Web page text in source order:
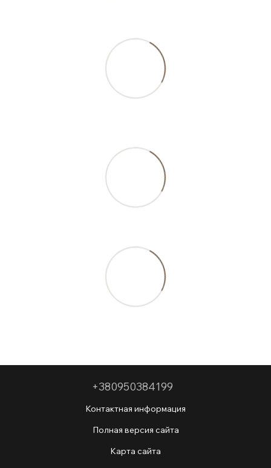
+380950384199
Контактная информация
Полная версия сайта
Карта сайта